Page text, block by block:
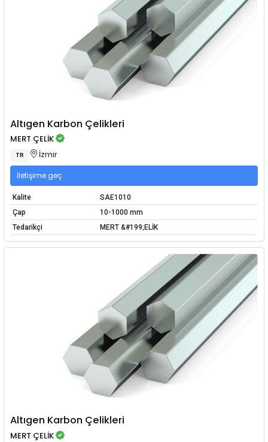
Altıgen Karbon Çelikleri
MERT ÇELİK
TR İzmir
İletişime geç
Kalite
SAE1010
Çap
10-1000 mm
Tedarikçi
MERT &#199;ELİK
Altıgen Karbon Çelikleri
MERT ÇELİK